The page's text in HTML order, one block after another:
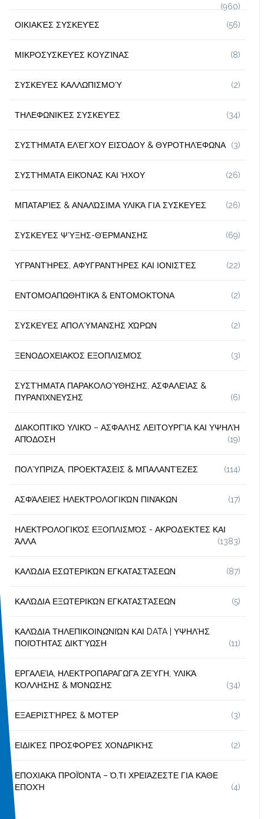
(960)
ΟΙΚΙΑΚΈΣ ΣΥΣΚΕΥΈΣ
(56)
ΜΙΚΡΟΣΥΣΚΕΥΈΣ ΚΟΥΖΊΝΑΣ (8)
ΣΥΣΚΕΥΈΣ ΚΑΛΛΩΠΙΣΜΟΎ (2)
ΤΗΛΕΦΩΝΙΚΈΣ ΣΥΣΚΕΥΈΣ (34)
ΣΥΣΤΉΜΑΤΑ ΕΛΈΓΧΟΥ ΕΙΣΌΔΟΥ & ΘΥΡΟΤΗΛΈΦΩΝΑ (3)
ΣΥΣΤΉΜΑΤΑ ΕΙΚΌΝΑΣ ΚΑΙ ΉΧΟΥ (26)
ΜΠΑΤΑΡΊΕΣ & ΑΝΑΛΏΣΙΜΑ ΥΛΙΚΆ ΓΙΑ ΣΥΣΚΕΥΈΣ (26)
ΣΥΣΚΕΥΈΣ ΨΎΞΗΣ-ΘΈΡΜΑΝΣΗΣ (69)
ΥΓΡΑΝΤΉΡΕΣ, ΑΦΥΓΡΑΝΤΉΡΕΣ ΚΑΙ ΙΟΝΙΣΤΈΣ (22)
ΕΝΤΟΜΟΑΠΩΘΗΤΙΚΆ & ΕΝΤΟΜΟΚΤΌΝΑ (2)
ΣΥΣΚΕΥΈΣ ΑΠΟΛΎΜΑΝΣΗΣ ΧΏΡΩΝ (2)
ΞΕΝΟΔΟΧΕΙΑΚΌΣ ΕΞΟΠΛΙΣΜΌΣ (3)
ΣΥΣΤΉΜΑΤΑ ΠΑΡΑΚΟΛΟΎΘΗΣΗΣ, ΑΣΦΑΛΕΊΑΣ &
ΠΥΡΑΝΊΧΝΕΥΣΗΣ
(6)
ΔΙΑΚΟΠΤΙΚΌ ΥΛΙΚΌ – ΑΣΦΑΛΉΣ ΛΕΙΤΟΥΡΓΊΑ ΚΑΙ ΥΨΗΛΉ
ΑΠΌΔΟΣΗ
(19)
ΠΟΛΎΠΡΙΖΑ, ΠΡΟΕΚΤΆΣΕΙΣ & ΜΠΑΛΑΝΤΈΖΕΣ (114)
ΑΣΦΆΛΕΙΕΣ ΗΛΕΚΤΡΟΛΟΓΙΚΏΝ ΠΙΝΆΚΩΝ (17)
ΗΛΕΚΤΡΟΛΟΓΙΚΌΣ ΕΞΟΠΛΙΣΜΌΣ - ΑΚΡΟΔΈΚΤΕΣ ΚΑΙ
ΆΛΛΑ
(1383)
ΚΑΛΏΔΙΑ ΕΣΩΤΕΡΙΚΏΝ ΕΓΚΑΤΑΣΤΆΣΕΩΝ (87)
ΚΑΛΏΔΙΑ ΕΞΩΤΕΡΙΚΏΝ ΕΓΚΑΤΑΣΤΆΣΕΩΝ (5)
ΚΑΛΏΔΙΑ ΤΗΛΕΠΙΚΟΙΝΩΝΙΏΝ ΚΑΙ DATA | ΥΨΗΛΉΣ
ΠΟΙΌΤΗΤΑΣ ΔΙΚΤΎΩΣΗ
(11)
ΕΡΓΑΛΕΊΑ, ΗΛΕΚΤΡΟΠΑΡΑΓΩΓΆ ΖΕΎΓΗ, ΥΛΙΚΆ
ΚΌΛΛΗΣΗΣ & ΜΌΝΩΣΗΣ
(34)
ΕΞΑΕΡΙΣΤΉΡΕΣ & ΜΟΤΈΡ (3)
ΕΙΔΙΚΈΣ ΠΡΟΣΦΟΡΈΣ ΧΟΝΔΡΙΚΉΣ (2)
ΕΠΟΧΙΑΚΆ ΠΡΟΪΌΝΤΑ – Ό,ΤΙ ΧΡΕΙΆΖΕΣΤΕ ΓΙΑ ΚΆΘΕ
ΕΠΟΧΉ
(4)